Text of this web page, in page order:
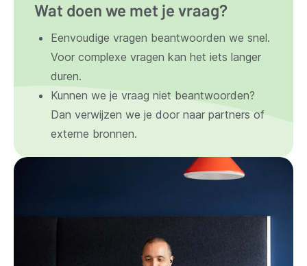
Wat doen we met je vraag?
Eenvoudige vragen beantwoorden we snel.
Voor complexe vragen kan het iets langer
duren.
Kunnen we je vraag niet beantwoorden?
Dan verwijzen we je door naar partners of
externe bronnen.